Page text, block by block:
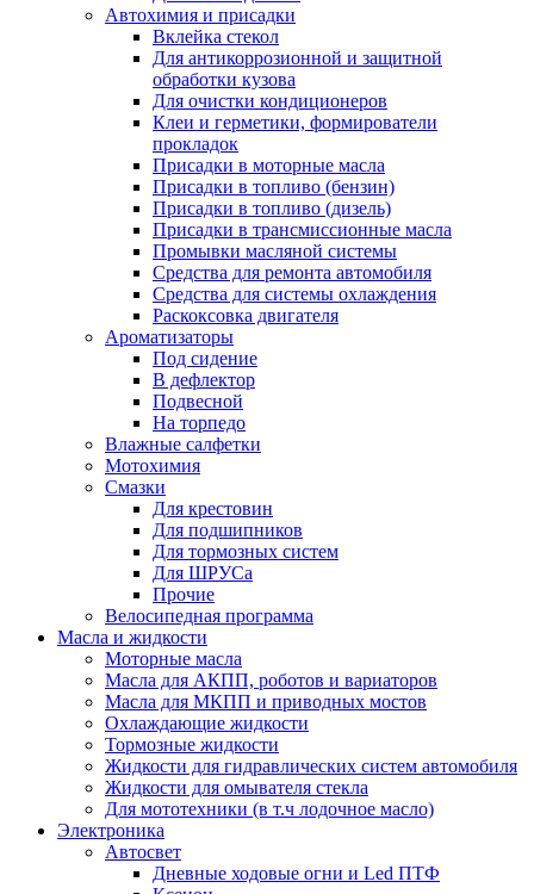
Автохимия и присадки
Вклейка стекол
Для антикоррозионной и защитной
обработки кузова
Для очистки кондиционеров
Клеи и герметики, формирователи
прокладок
Присадки в моторные масла
Присадки в топливо (бензин)
Присадки в топливо (дизель)
Присадки в трансмиссионные масла
Промывки масляной системы
Средства для ремонта автомобиля
Средства для системы охлаждения
Раскоксовка двигателя
Ароматизаторы
Под сидение
В дефлектор
Подвесной
На торпедо
Влажные салфетки
Мотохимия
Смазки
Для крестовин
Для подшипников
Для тормозных систем
Для ШРУСа
Прочие
Велосипедная программа
Масла и жидкости
Моторные масла
Масла для АКПП, роботов и вариаторов
Масла для МКПП и приводных мостов
Охлаждающие жидкости
Тормозные жидкости
Жидкости для гидравлических систем автомобиля
Жидкости для омывателя стекла
Для мототехники (в т.ч лодочное масло)
Электроника
Автосвет
Дневные ходовые огни и Led ПТФ